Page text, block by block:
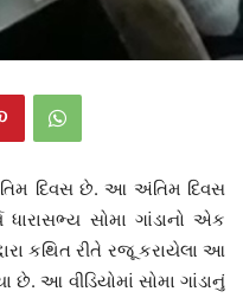
દિવસ છે. આ અંતિમ દિવસ
સોમા ગાંડાનો એક
કથિત રીતે રજૂ કરાયેલા આ
છે. આ વીડિયોમાં સોમા ગાંડાનું